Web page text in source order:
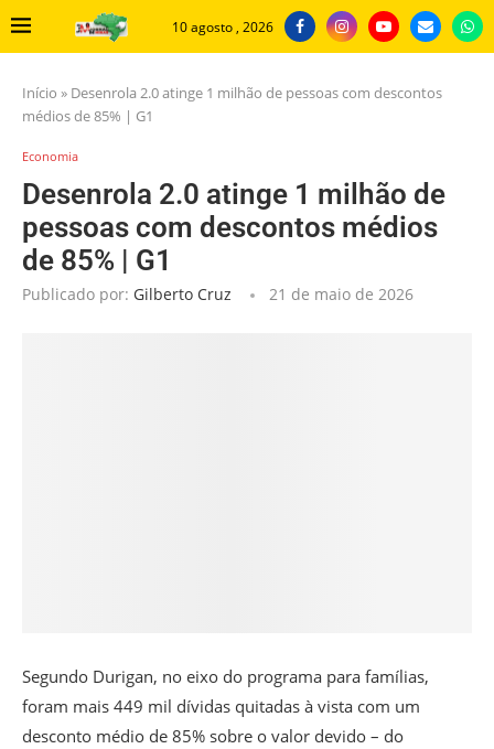
10 agosto , 2026
Início » Desenrola 2.0 atinge 1 milhão de pessoas com descontos
médios de 85% | G1
Economia
Desenrola 2.0 atinge 1 milhão de
pessoas com descontos médios
de 85% | G1
Publicado por: Gilberto Cruz 21 de maio de 2026
Segundo Durigan, no eixo do programa para famílias,
foram mais 449 mil dívidas quitadas à vista com um
desconto médio de 85% sobre o valor devido – do